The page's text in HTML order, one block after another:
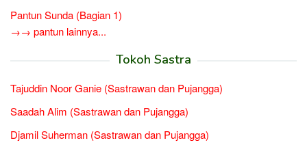
Pantun Sunda (Bagian 1)
→→ pantun lainnya...
Tokoh Sastra
Tajuddin Noor Ganie (Sastrawan dan Pujangga)
Saadah Alim (Sastrawan dan Pujangga)
Djamil Suherman (Sastrawan dan Pujangga)